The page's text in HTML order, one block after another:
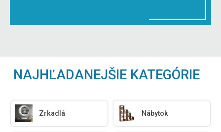
NAJHĽADANEJŠIE KATEGÓRIE
Zrkadlá Nábytok